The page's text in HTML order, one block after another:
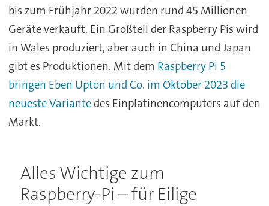
bis zum Frühjahr 2022 wurden rund 45 Millionen
Geräte verkauft. Ein Großteil der Raspberry Pis wird
in Wales produziert, aber auch in China und Japan
gibt es Produktionen. Mit dem Raspberry Pi 5
bringen Eben Upton und Co. im Oktober 2023 die
neueste Variantedes Einplatinencomputers auf den
Markt.
Alles Wichtige zum
Raspberry-Pi – für Eilige